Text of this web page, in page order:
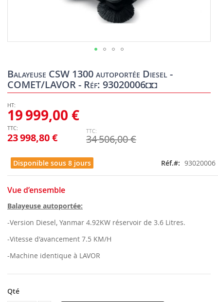
Balayeuse CSW 1300 autoportée Diesel -
COMET/LAVOR - Réf: 93020006◘◘
23 998,80 €
19 999,00 €
34 506,00 €
Disponible sous 8 jours Réf. 93020006
Vue d’ensemble
Balayeuse autoportée:
-Version Diesel, Yanmar 4.92KW réservoir de 3.6 Litres.
-Vitesse d'avancement 7.5 KM/H
-Machine identique à LAVOR
Qté
to
the
beginning
the
images
gallery